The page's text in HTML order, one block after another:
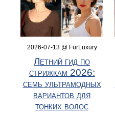
2026-07-13 @ FürLuxury
Летний гид по
стрижкам 2026:
семь ультрамодных
вариантов для
тонких волос